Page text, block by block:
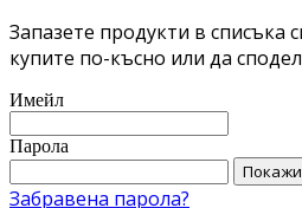
Запазете продукти в списъка
купите по-късно или да
Имейл
Парола
Покажи
Забравена парола?